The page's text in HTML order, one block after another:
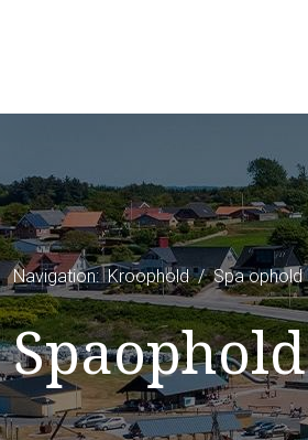
Navigation:Kroophold/Spa ophold
Spaophold